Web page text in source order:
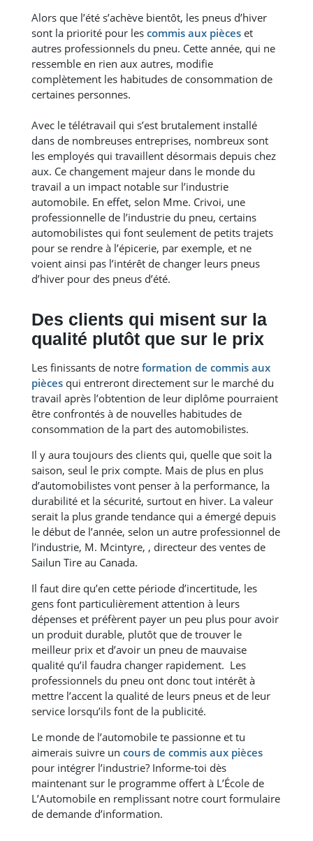
Alors que l’été s’achève bientôt, les pneus d’hiver
sont la priorité pour les commis aux pièces et
autres professionnels du pneu. Cette année, qui ne
ressemble en rien aux autres, modifie
complètement les habitudes de consommation de
certaines personnes.
Avec le télétravail qui s’est brutalement installé
dans de nombreuses entreprises, nombreux sont
les employés qui travaillent désormais depuis chez
aux. Ce changement majeur dans le monde du
travail a un impact notable sur l’industrie
automobile. En effet, selon Mme. Crivoi, une
professionnelle de l’industrie du pneu, certains
automobilistes qui font seulement de petits trajets
pour se rendre à l’épicerie, par exemple, et ne
voient ainsi pas l’intérêt de changer leurs pneus
d’hiver pour des pneus d’été.
Des clients qui misent sur la
qualité plutôt que sur le prix
Les finissants de notre formation de commis aux
pièces qui entreront directement sur le marché du
travail après l’obtention de leur diplôme pourraient
être confrontés à de nouvelles habitudes de
consommation de la part des automobilistes.
Il y aura toujours des clients qui, quelle que soit la
saison, seul le prix compte. Mais de plus en plus
d’automobilistes vont penser à la performance, la
durabilité et la sécurité, surtout en hiver. La valeur
serait la plus grande tendance qui a émergé depuis
le début de l’année, selon un autre professionnel de
l’industrie, M. Mcintyre, , directeur des ventes de
Sailun Tire au Canada.
Il faut dire qu’en cette période d’incertitude, les
gens font particulièrement attention à leurs
dépenses et préfèrent payer un peu plus pour avoir
un produit durable, plutôt que de trouver le
meilleur prix et d’avoir un pneu de mauvaise
qualité qu’il faudra changer rapidement. Les
professionnels du pneu ont donc tout intérêt à
mettre l’accent la qualité de leurs pneus et de leur
service lorsqu’ils font de la publicité.
Le monde de l’automobile te passionne et tu
aimerais suivre un cours de commis aux pièces
pour intégrer l’industrie? Informe-toi dès
maintenant sur le programme offert à L’École de
L’Automobile en remplissant notre court formulaire
de demande d’information.